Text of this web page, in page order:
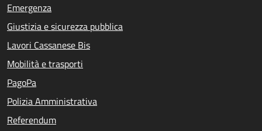
Emergenza
Giustizia e sicurezza pubblica
Lavori Cassanese Bis
Mobilità e trasporti
PagoPa
Polizia Amministrativa
Referendum